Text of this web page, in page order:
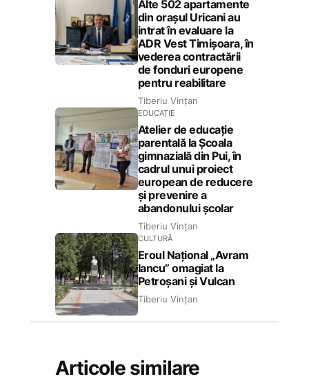
Alte 502 apartamente
din orașul Uricani au
intrat în evaluare la
ADR Vest Timișoara, în
vederea contractării
de fonduri europene
pentru reabilitare
Tiberiu Vințan
EDUCAȚIE
Atelier de educație
parentală la Școala
gimnazială din Pui, în
cadrul unui proiect
european de reducere
și prevenire a
abandonului școlar
Tiberiu Vințan
CULTURĂ
Eroul Național „Avram
Iancu” omagiat la
Petroșani și Vulcan
Tiberiu Vințan
Articole similare